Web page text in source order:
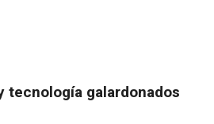
tecnología galardonados